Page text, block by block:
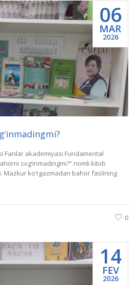
06
MAR
2026
Fanlar akademiyasi Fundamental
sog‘inmadingmi?” nomli kitob
Mazkur ko‘rgazmadan bahor faslining
0
14
FEV
2026